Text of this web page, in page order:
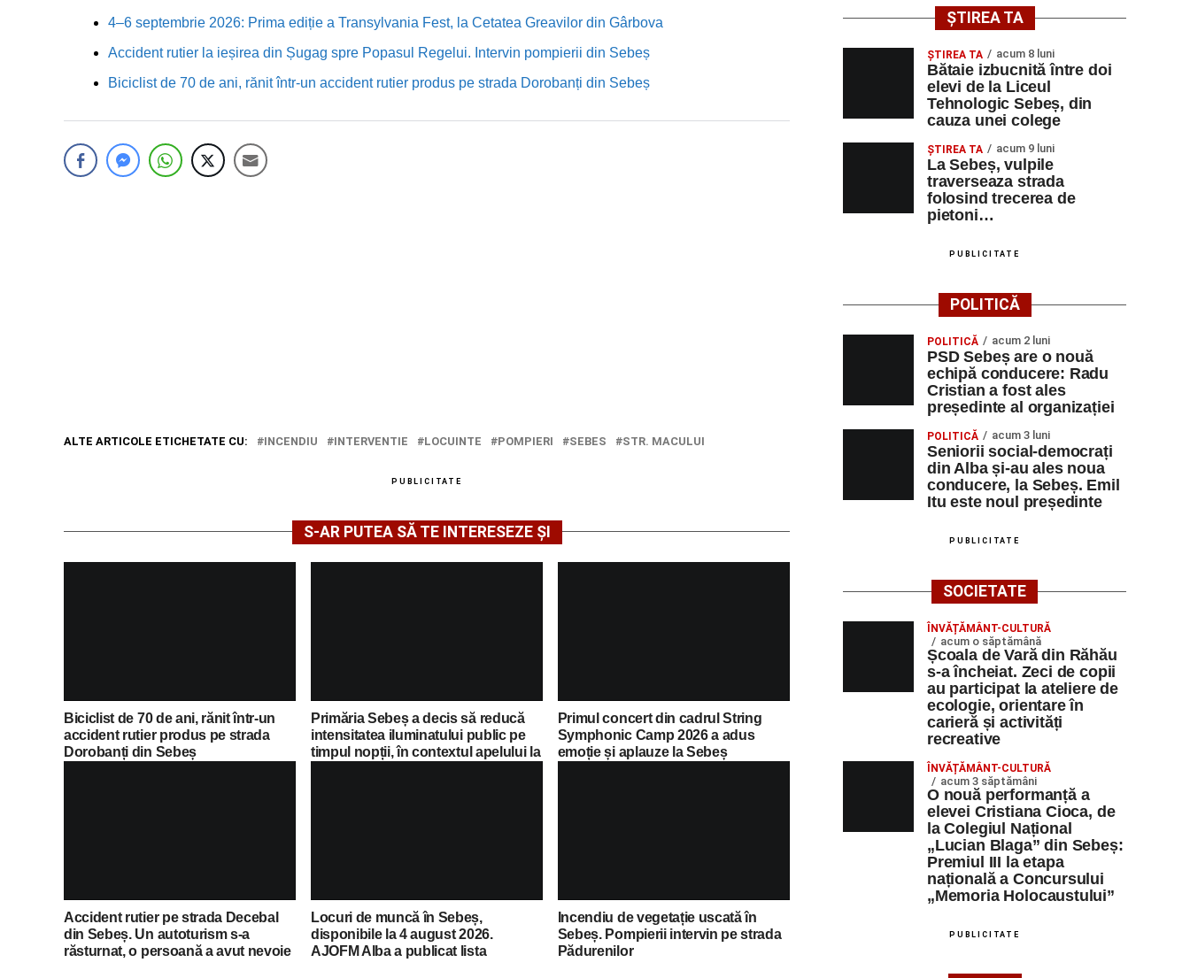
4–6 septembrie 2026: Prima ediție a Transylvania Fest, la Cetatea Greavilor din Gârbova
Accident rutier la ieșirea din Șugag spre Popasul Regelui. Intervin pompierii din Sebeș
Biciclist de 70 de ani, rănit într-un accident rutier produs pe strada Dorobanți din Sebeș
ALTE ARTICOLE ETICHETATE CU: INCENDIU INTERVENTIE LOCUINTE POMPIERI SEBES STR. MACULUI
PUBLICITATE
S-AR PUTEA SĂ TE INTERESEZE ȘI
Biciclist de 70 de ani, rănit într-un
accident rutier produs pe strada
Dorobanți din Sebeș
Primăria Sebeș a decis să reducă
intensitatea iluminatului public pe
timpul nopții, în contextul apelului la
Primul concert din cadrul String
Symphonic Camp 2026 a adus
emoție și aplauze la Sebeș
Accident rutier pe strada Decebal
din Sebeș. Un autoturism s-a
răsturnat, o persoană a avut nevoie
Locuri de muncă în Sebeș,
disponibile la 4 august 2026.
AJOFM Alba a publicat lista
Incendiu de vegetație uscată în
Sebeș. Pompierii intervin pe strada
Pădurenilor
ȘTIREA TA
ŞTIREA TA acum 8 luni
Bătaie izbucnită între doi
elevi de la Liceul
Tehnologic Sebeș, din
cauza unei colege
ŞTIREA TA acum 9 luni
La Sebeș, vulpile
traverseaza strada
folosind trecerea de
pietoni…
PUBLICITATE
POLITICĂ
POLITICĂ acum 2 luni
PSD Sebeș are o nouă
echipă conducere: Radu
Cristian a fost ales
președinte al organizației
POLITICĂ acum 3 luni
Seniorii social-democrați
din Alba și-au ales noua
conducere, la Sebeș. Emil
Itu este noul președinte
PUBLICITATE
SOCIETATE
ÎNVĂȚĂMÂNT-CULTURĂ
acum o săptămână
Școala de Vară din Răhău
s-a încheiat. Zeci de copii
au participat la ateliere de
ecologie, orientare în
carieră și activități
recreative
ÎNVĂȚĂMÂNT-CULTURĂ
acum 3 săptămâni
O nouă performanță a
elevei Cristiana Cioca, de
la Colegiul Național
„Lucian Blaga” din Sebeș:
Premiul III la etapa
națională a Concursului
„Memoria Holocaustului”
PUBLICITATE